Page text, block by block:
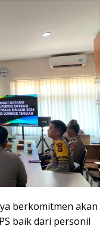
berkomitmen akan
baik dari personil